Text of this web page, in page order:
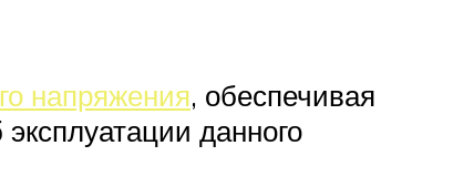
напряжения, обеспечивая
данного